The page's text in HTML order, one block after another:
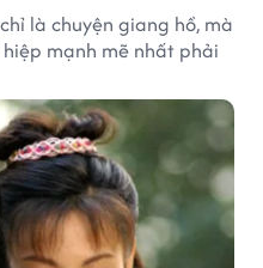
là chuyện giang hồ, mà
mạnh mẽ nhất phải